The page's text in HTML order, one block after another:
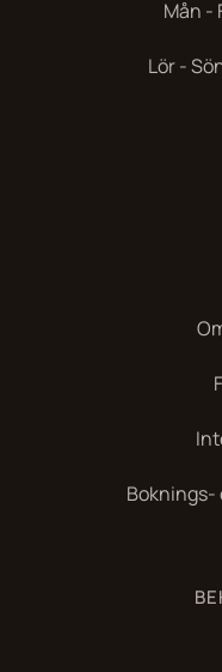
Mån -
Lör -
Boknings-